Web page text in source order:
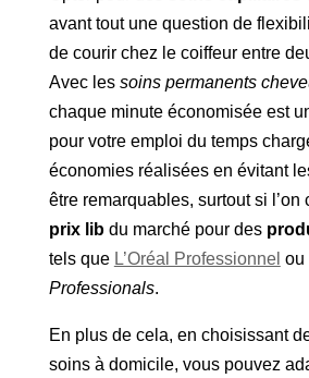
avant tout une question de
de courir chez le coiffeur entre
Avec les soins permanents
chaque minute économisée est
pour votre emploi du temps
économies réalisées en évitant
être remarquables, surtout si l’on
prix libdu marché pour des
tels que L’Oréal Professionnel ou
Professionals.
En plus de cela, en choisissant
soins à domicile, vous pouvez